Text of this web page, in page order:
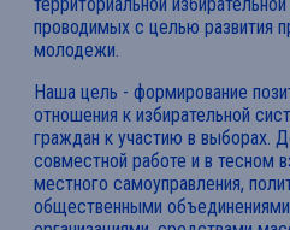
проводимых с целью развития
молодежи.
Наша цель - формирование
отношения к избирательной
граждан к участию в выборах.
совместной работе и в тесном
местного самоуправления,
общественными